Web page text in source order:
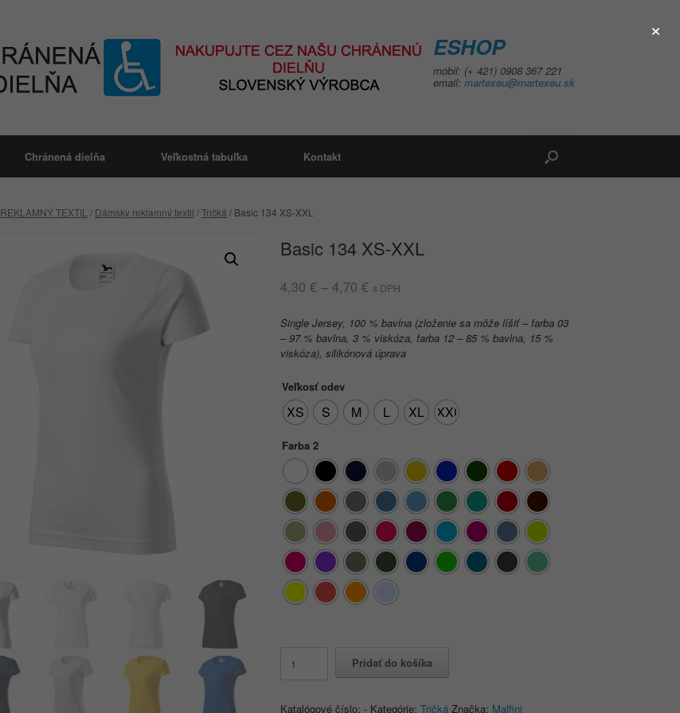
ESHOP
mobil: (+ 421) 0908 367 221
email: martexeu@martexeu.sk
Chránená dielňa Veľkostná tabuľka Kontakt
REKLAMNÝ TEXTIL / Dámsky reklamný textil /Tričká / Basic 134 XS-XXL
Basic 134 XS-XXL
4,30€ –4,70€ s DPH
Single Jersey, 100 % bavlna (zloženie sa môže líšiť – farba 03
– 97 % bavlna, 3 % viskóza, farba 12 – 85 % bavlna, 15 %
viskóza), silikónová úprava
Veľkosť odev
XS S M L XL XXL
Farba 2
Basic
Pridať do košíka
Katalógové číslo:- Kategórie:Tričká Značka: Malfini
×